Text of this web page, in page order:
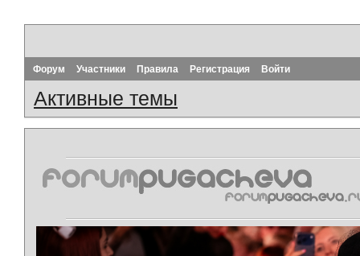
Форум Участники Правила Регистрация Войти
Активные темы